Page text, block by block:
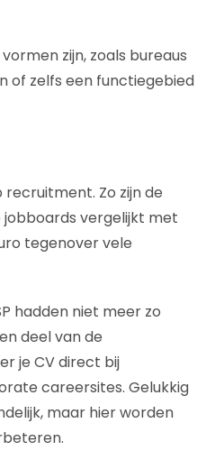
zijn, zoals bureaus
of zelfs een functiegebied
Zo zijn de
vergelijkt met
tegenover vele
hadden niet meer zo
deel van de
je CV direct bij
careersites. Gelukkig
maar hier worden